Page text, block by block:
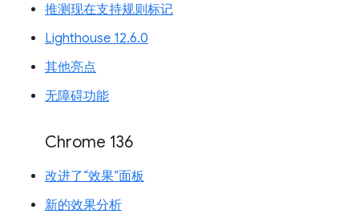
推测现在支持规则标记
Lighthouse 12.6.0
其他亮点
无障碍功能
Chrome 136
改进了“效果”面板
新的效果分析